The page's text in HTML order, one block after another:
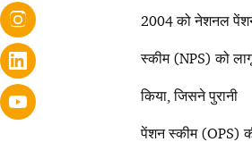
2004 को नेशनल
स्कीम (NPS) को
किया, जिसने पुरानी
पेंशन स्कीम (OPS)